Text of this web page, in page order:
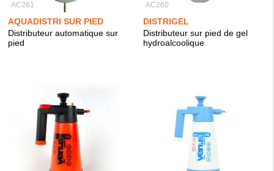
AC261
AQUADISTRI SUR PIED
Distributeur automatique sur
pied
AC260
DISTRIGEL
Distributeur sur pied de gel
hydroalcoolique